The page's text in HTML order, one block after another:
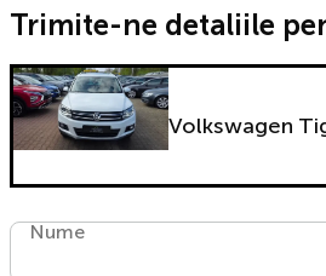
Trimite-ne detaliile
Volkswagen
Nume